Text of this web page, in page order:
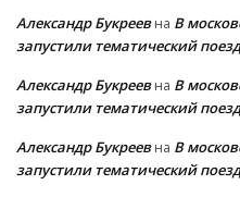
Александр Букреевна В
запустили тематический
Александр Букреевна В
запустили тематический
Александр Букреевна В
запустили тематический